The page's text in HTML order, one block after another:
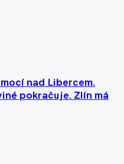
nad Libercem.
pokračuje. Zlín má